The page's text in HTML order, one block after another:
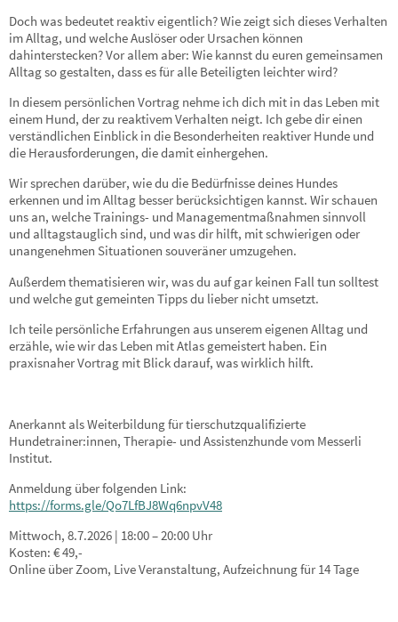
Doch was bedeutet reaktiv eigentlich? Wie zeigt sich dieses Verhalten
im Alltag, und welche Auslöser oder Ursachen können
dahinterstecken? Vor allem aber: Wie kannst du euren gemeinsamen
Alltag so gestalten, dass es für alle Beteiligten leichter wird?
In diesem persönlichen Vortrag nehme ich dich mit in das Leben mit
einem Hund, der zu reaktivem Verhalten neigt. Ich gebe dir einen
verständlichen Einblick in die Besonderheiten reaktiver Hunde und
die Herausforderungen, die damit einhergehen.
Wir sprechen darüber, wie du die Bedürfnisse deines Hundes
erkennen und im Alltag besser berücksichtigen kannst. Wir schauen
uns an, welche Trainings- und Managementmaßnahmen sinnvoll
und alltagstauglich sind, und was dir hilft, mit schwierigen oder
unangenehmen Situationen souveräner umzugehen.
Außerdem thematisieren wir, was du auf gar keinen Fall tun solltest
und welche gut gemeinten Tipps du lieber nicht umsetzt.
Ich teile persönliche Erfahrungen aus unserem eigenen Alltag und
erzähle, wie wir das Leben mit Atlas gemeistert haben. Ein
praxisnaher Vortrag mit Blick darauf, was wirklich hilft.
Anerkannt als Weiterbildung für tierschutzqualifizierte
Hundetrainer:innen, Therapie- und Assistenzhunde vom Messerli
Institut.
Anmeldung über folgenden Link:
https://forms.gle/Qo7LfBJ8Wq6npvV48
Mittwoch, 8.7.2026 | 18:00 – 20:00 Uhr
Kosten: € 49,-
Online über Zoom, Live Veranstaltung, Aufzeichnung für 14 Tage